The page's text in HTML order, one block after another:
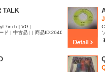
TALK
7inch | VG | -
ド | 中古品 | | 商品ID:2646